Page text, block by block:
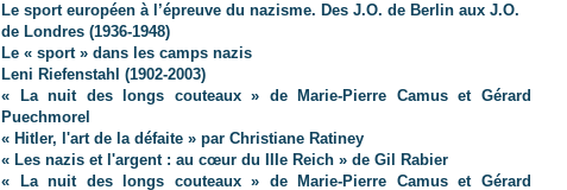
Le sport européen à l’épreuve du nazisme. Des J.O. de Berlin aux J.O.
de Londres (1936-1948)
Le « sport » dans les camps nazis
Leni Riefenstahl (1902-2003)
« La nuit des longs couteaux » de Marie-Pierre Camus et Gérard
Puechmorel
« Hitler, l'art de la défaite » par Christiane Ratiney
« Les nazis et l'argent : au cœur du IIIe Reich » de Gil Rabier
« La nuit des longs couteaux » de Marie-Pierre Camus et Gérard